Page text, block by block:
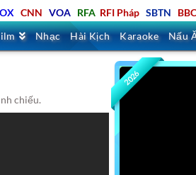
CNN VOA RFA RFI Pháp SBTN BBC
Nhạc Hài Kịch Karaoke Nấu
chiếu.
2026